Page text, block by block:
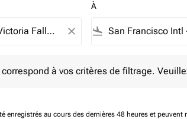
close
À
flight_land
à vos critères de filtrage.
enregistrés au cours des dernières 48 heures et